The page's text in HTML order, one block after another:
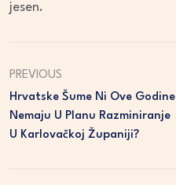
jesen.
PREVIOUS
Hrvatske Šume Ni Ove Godine
Nemaju U Planu Razminiranje
U Karlovačkoj Županiji?